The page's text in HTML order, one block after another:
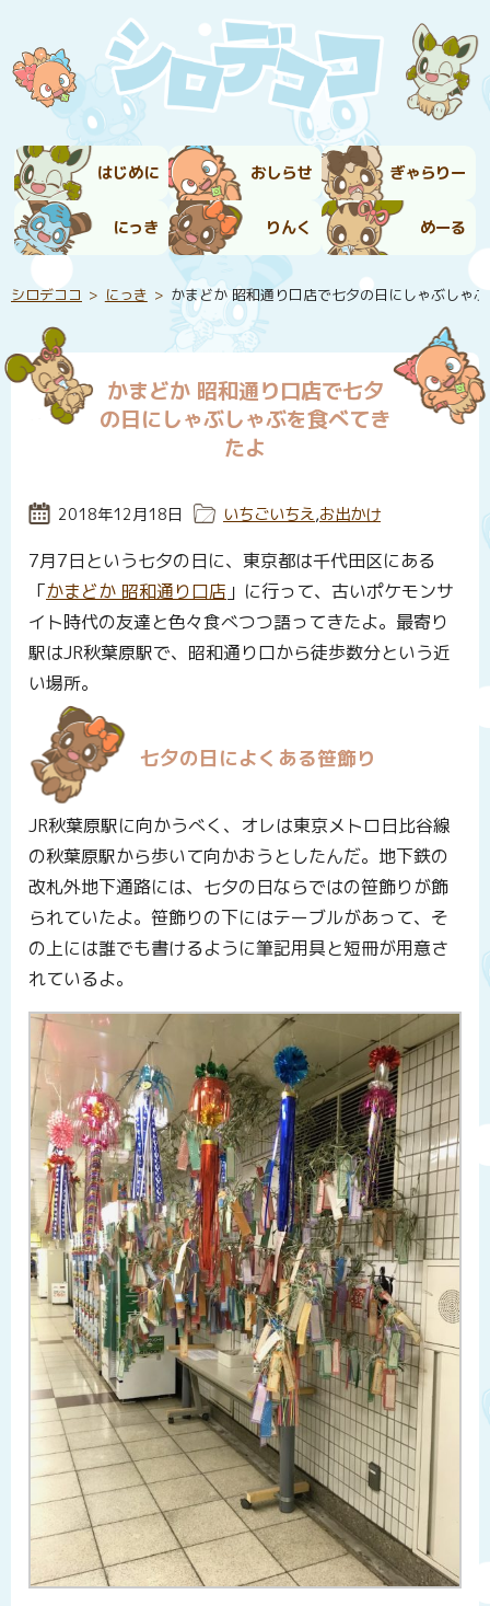
はじめに おしらせ ぎゃらりー
にっき りんく めーる
シロデココ にっき かまどか 昭和通り口店で七夕の日にしゃぶしゃ
かまどか 昭和通り口店で七夕
の日にしゃぶしゃぶを食べてき
たよ
投稿日:
2018年12月18日 カテゴリー:
いちごいちえ,お出かけ
7月7日という七夕の日に、東京都は千代田区にある
「かまどか 昭和通り口店 」に行って、古いポケモンサ
イト時代の友達と色々食べつつ語ってきたよ。最寄り
駅はJR秋葉原駅で、昭和通り口から徒歩数分という近
い場所。
七夕の日によくある笹飾り
JR秋葉原駅に向かうべく、オレは東京メトロ日比谷線
の秋葉原駅から歩いて向かおうとしたんだ。地下鉄の
改札外地下通路には、七夕の日ならではの笹飾りが飾
られていたよ。笹飾りの下にはテーブルがあって、そ
の上には誰でも書けるように筆記用具と短冊が用意さ
れているよ。